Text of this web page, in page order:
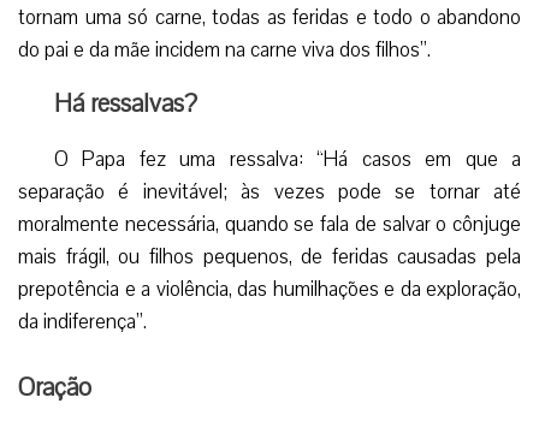
tornam uma só carne, todas as feridas e todo o abandono
do pai e da mãe incidem na carne viva dos filhos”.
Há ressalvas?
O Papa fez uma ressalva: “Há casos em que a
separação é inevitável; às vezes pode se tornar até
moralmente necessária, quando se fala de salvar o cônjuge
mais frágil, ou filhos pequenos, de feridas causadas pela
prepotência e a violência, das humilhações e da exploração,
da indiferença”.
Oração